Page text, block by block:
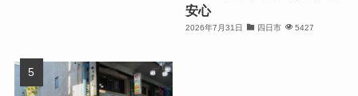
安心
2026年7月31日 四日市 5427